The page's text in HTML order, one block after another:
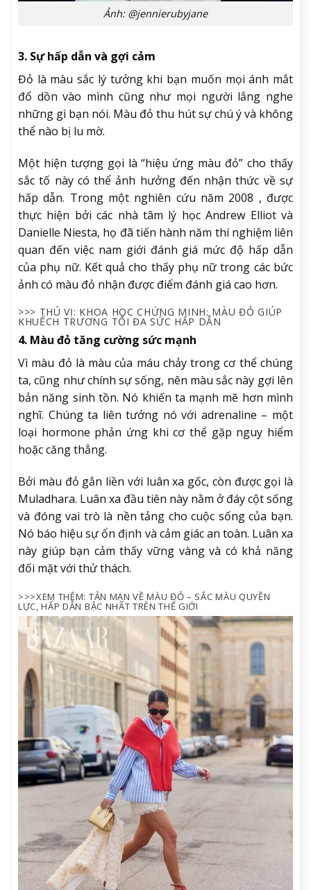
Ảnh: @jennierubyjane
3. Sự hấp dẫn và gợi cảm
Đỏ là màu sắc lý tưởng khi bạn muốn mọi ánh mắt
đổ dồn vào mình cũng như mọi người lắng nghe
những gì bạn nói. Màu đỏ thu hút sự chú ý và không
thể nào bị lu mờ.
Một hiện tượng gọi là “hiệu ứng màu đỏ” cho thấy
sắc tố này có thể ảnh hưởng đến nhận thức về sự
hấp dẫn. Trong một nghiên cứu năm 2008 , được
thực hiện bởi các nhà tâm lý học Andrew Elliot và
Danielle Niesta, họ đã tiến hành năm thí nghiệm liên
quan đến việc nam giới đánh giá mức độ hấp dẫn
của phụ nữ. Kết quả cho thấy phụ nữ trong các bức
ảnh có màu đỏ nhận được điểm đánh giá cao hơn.
>>> THÚ VỊ: KHOA HỌC CHỨNG MINH: MÀU ĐỎ GIÚP
KHUẾCH TRƯƠNG TỐI ĐA SỨC HẤP DẪN
4. Màu đỏ tăng cường sức mạnh
Vì màu đỏ là màu của máu chảy trong cơ thể chúng
ta, cũng như chính sự sống, nên màu sắc này gợi lên
bản năng sinh tồn. Nó khiến ta mạnh mẽ hơn mình
nghĩ. Chúng ta liên tưởng nó với adrenaline – một
loại hormone phản ứng khi cơ thể gặp nguy hiểm
hoặc căng thẳng.
Bởi màu đỏ gắn liền với luân xa gốc, còn được gọi là
Muladhara. Luân xa đầu tiên này nằm ở đáy cột sống
và đóng vai trò là nền tảng cho cuộc sống của bạn.
Nó báo hiệu sự ổn định và cảm giác an toàn. Luân xa
này giúp bạn cảm thấy vững vàng và có khả năng
đối mặt với thử thách.
>>>XEM THÊM: TẢN MẠN VỀ MÀU ĐỎ – SẮC MÀU QUYỀN
LỰC, HẤP DẪN BẬC NHẤT TRÊN THẾ GIỚI